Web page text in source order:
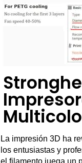
La impresión 3D ha
los entusiastas y
el filamento juega un